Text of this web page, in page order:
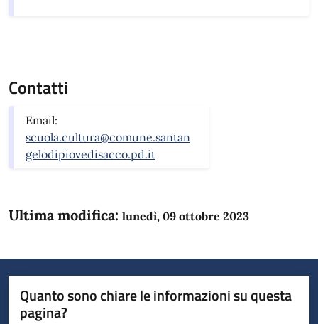
Contatti
Email:
scuola.cultura@comune.santan
gelodipiovedisacco.pd.it
Ultima modifica: lunedì, 09 ottobre 2023
Quanto sono chiare le informazioni su questa
pagina?